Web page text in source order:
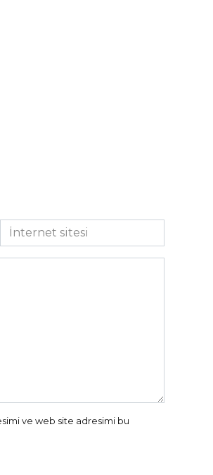
İnternet
sitesi
ve web site adresimi bu